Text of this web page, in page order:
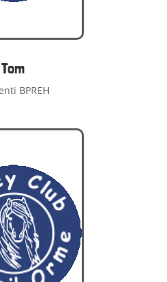
Tom
BPREH